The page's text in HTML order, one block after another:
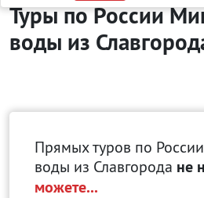
Туры по России
воды из
Прямых туров по
воды из Славгорода не
можете...